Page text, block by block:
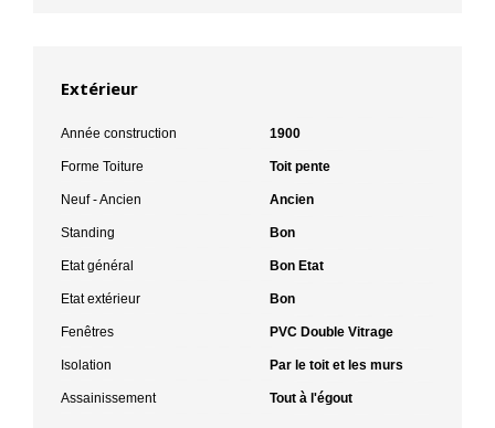
Extérieur
Année construction 1900
Forme Toiture Toit pente
Neuf - Ancien Ancien
Standing Bon
Etat général Bon Etat
Etat extérieur Bon
Fenêtres PVC Double Vitrage
Isolation Par le toit et les murs
Assainissement Tout à l'égout